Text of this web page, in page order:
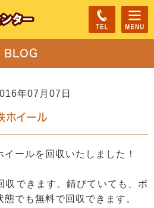
BLOG
年07月07日
ホイール
ールを回収いたしました！
収できます。錆びていても、ボ
でも無料で回収できます。